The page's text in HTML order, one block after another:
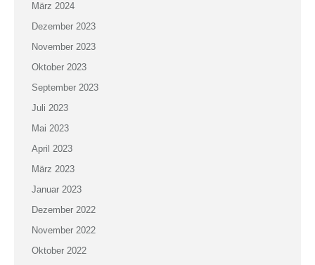
März 2024
Dezember 2023
November 2023
Oktober 2023
September 2023
Juli 2023
Mai 2023
April 2023
März 2023
Januar 2023
Dezember 2022
November 2022
Oktober 2022